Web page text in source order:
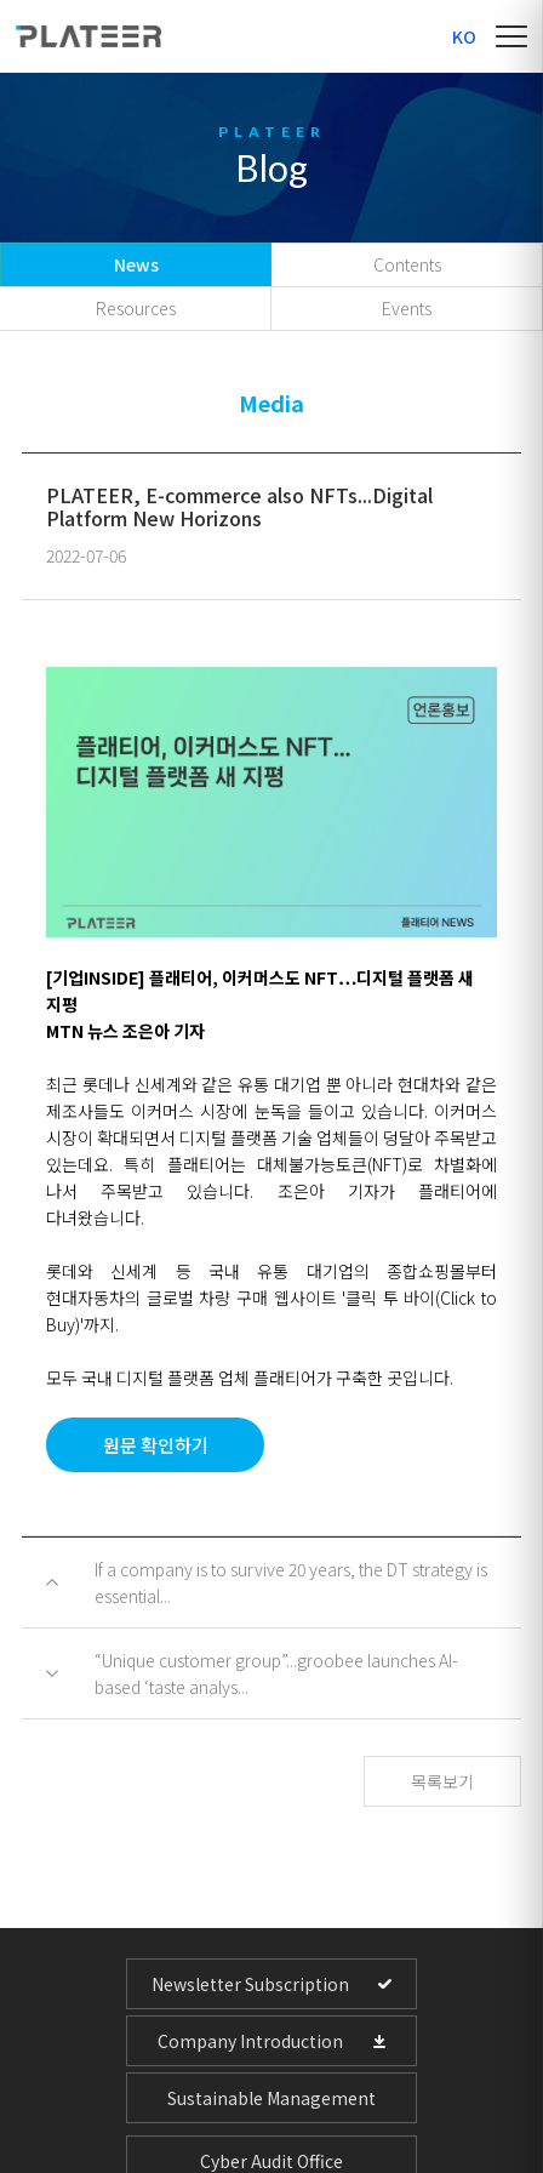
KO
Blog
News
Contents
Resources
Events
Media
PLATEER, E-commerce also NFTs...Digital
Platform New Horizons
2022-07-06
[기업INSIDE] 플래티어, 이커머스도 NFT…디지털 플랫폼 새
지평
MTN 뉴스 조은아 기자
최근 롯데나 신세계와 같은 유통 대기업 뿐 아니라 현대차와 같은
제조사들도 이커머스 시장에 눈독을 들이고 있습니다. 이커머스
시장이 확대되면서 디지털 플랫폼 기술 업체들이 덩달아 주목받고
있는데요. 특히 플래티어는 대체불가능토큰(NFT)로 차별화에
나서 주목받고 있습니다. 조은아 기자가 플래티어에
다녀왔습니다.
롯데와 신세계 등 국내 유통 대기업의 종합쇼핑몰부터
현대자동차의 글로벌 차량 구매 웹사이트 '클릭 투 바이(Click to
Buy)'까지.
모두 국내 디지털 플랫폼 업체 플래티어가 구축한 곳입니다.
원문 확인하기
If a company is to survive 20 years, the DT strategy is
essential...
“Unique customer group”...groobee launches AI-
based ‘taste analys...
목록보기
Newsletter Subscription
Company Introduction
Sustainable Management
Cyber Audit Office